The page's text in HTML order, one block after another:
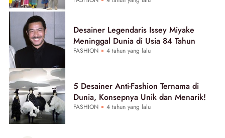
Desainer Legendaris Issey Miyake
Meninggal Dunia di Usia 84 Tahun
FASHION 4 tahun yang lalu
5 Desainer Anti-Fashion Ternama di
Dunia, Konsepnya Unik dan Menarik!
FASHION 4 tahun yang lalu